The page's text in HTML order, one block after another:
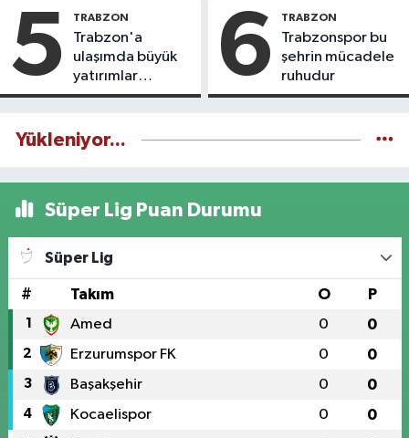
5 TRABZON
Trabzon'a
ulaşımda büyük
yatırımlar
yapılıyor
6 TRABZON
Trabzonspor bu
şehrin mücadele
ruhudur
Yükleniyor...
Süper Lig Puan Durumu
Süper Lig
# Takım O P
1 Amed 0 0
2 Erzurumspor FK 0 0
3 Başakşehir 0 0
4 Kocaelispor 0 0